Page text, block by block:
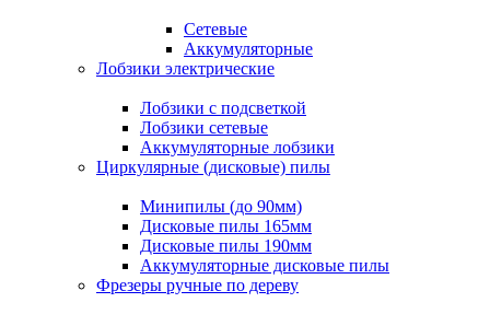
Сетевые
Аккумуляторные
Лобзики электрические
Лобзики с подсветкой
Лобзики сетевые
Аккумуляторные лобзики
Циркулярные (дисковые) пилы
Минипилы (до 90мм)
Дисковые пилы 165мм
Дисковые пилы 190мм
Аккумуляторные дисковые пилы
Фрезеры ручные по дереву